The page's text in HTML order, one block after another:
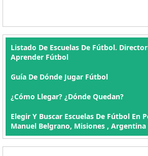
Listado De Escuelas De Fútbol.
Aprender Fútbol
Guía De Dónde Jugar Fútbol
¿Cómo Llegar? ¿Dónde Quedan?
Elegir Y Buscar Escuelas De Fútbol En
Manuel Belgrano, Misiones , Argentina